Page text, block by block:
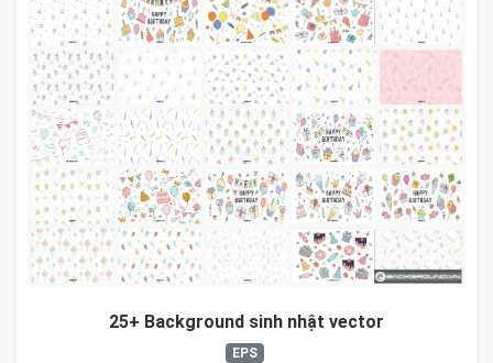
25+ Background sinh nhật vector
EPS